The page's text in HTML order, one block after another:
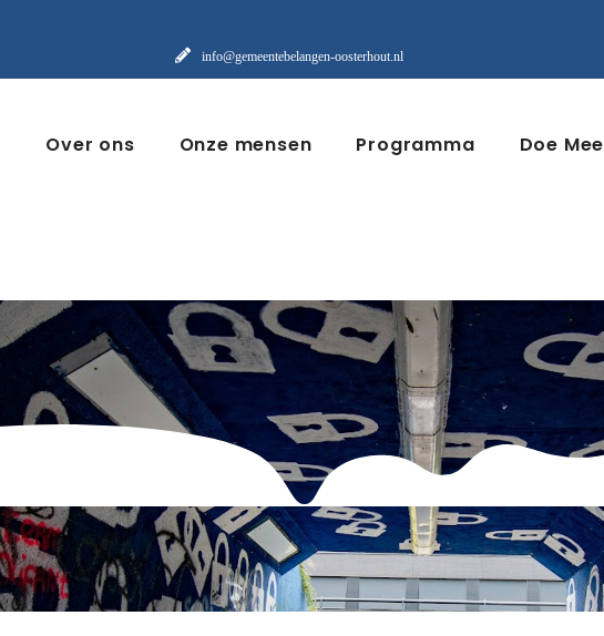
info@gemeentebelangen-oosterhout.nl
Over ons Onze mensen Programma Doe Mee